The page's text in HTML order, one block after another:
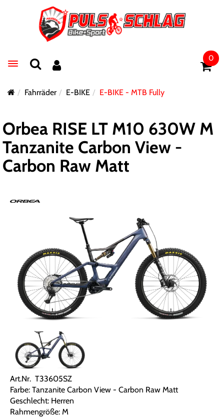
Toggle navigation
0
Fahrräder E-BIKE E-BIKE - MTB Fully
Orbea RISE LT M10 630W M
Tanzanite Carbon View -
Carbon Raw Matt
Art.Nr. T33605SZ
Farbe: Tanzanite Carbon View - Carbon Raw Matt
Geschlecht: Herren
Rahmengröße: M